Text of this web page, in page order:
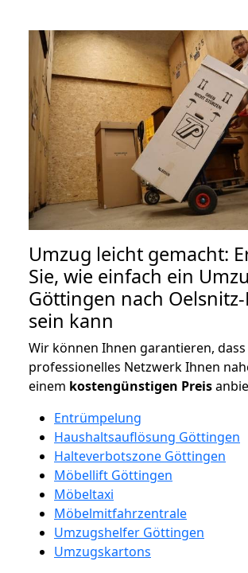
Umzug leicht gemacht:
Sie, wie einfach ein
Göttingen nach
sein kann
Wir können Ihnen garantieren,
professionelles Netzwerk Ihnen
einem kostengünstigen Preis
Entrümpelung
Haushaltsauflösung Göttingen
Halteverbotszone Göttingen
Möbellift Göttingen
Möbeltaxi
Möbelmitfahrzentrale
Umzugshelfer Göttingen
Umzugskartons